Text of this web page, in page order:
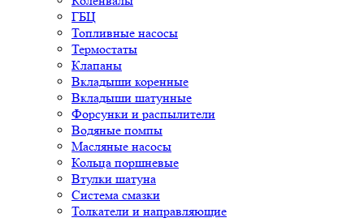
ГБЦ
Топливные насосы
Термостаты
Клапаны
Вкладыши коренные
Вкладыши шатунные
Форсунки и распылители
Водяные помпы
Масляные насосы
Кольца поршневые
Втулки шатуна
Система смазки
Толкатели и направляющие